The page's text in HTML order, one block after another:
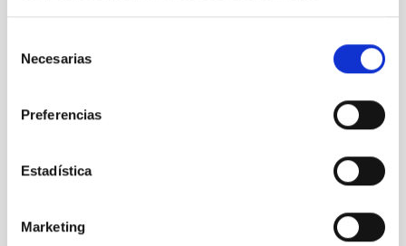
Necesarias
Preferencias
Estadística
Marketing
Big Bang